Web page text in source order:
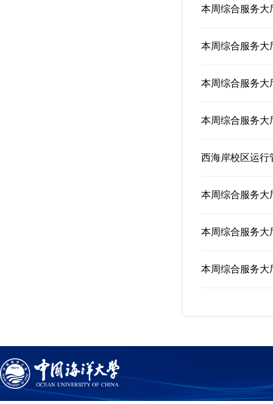
本周综合服务
本周综合服务
本周综合服务
本周综合服务
西海岸校区运行
本周综合服务
本周综合服务
本周综合服务